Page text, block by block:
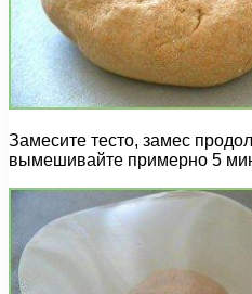
Замесите тесто, замес
вымешивайте примерно 5